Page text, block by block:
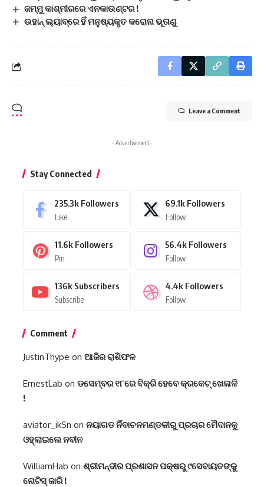
ଜମ୍ମୁ କାଶ୍ମୀରରେ ଏନକାଉଣ୍ଟର !
ଉହାନ୍‌ ଲ୍ୟାବ୍‌ରେ ହିଁ ମନୁଷ୍ୟକୃତ କରୋନା ଭୂତାଣୁ
Leave a Comment
- Advertisement -
Stay Connected
235.3k Followers
Like
69.1k Followers
Follow
11.6k Followers
Pin
56.4k Followers
Follow
136k Subscribers
Subscribe
4.4k Followers
Follow
Comment
JustinThype on ଆଜିର ରାଶିଫଳ
ErnestLab on ଡସେମ୍ବର ୧୮ରେ ବିକ୍ରି ହେବେ କ୍ରକେଟ୍ ଖେଳାଳି
!
aviator_ikSn on ନୟାଗଡ ର୍ନିବାଚନମଣ୍ଡଳୀରୁ ପ୍ରଚାର ମୈଦାନକୁ
ଓହ୍ଲାଇଲେ ନବୀନ
WilliamHab on ଶ୍ରୀମନ୍ଦୀର ପ୍ରଶାସନ ପକ୍ଷରୁ ୯ସେବାୟତଙ୍କୁ
ନୋଟିସ୍ ଜାରି !